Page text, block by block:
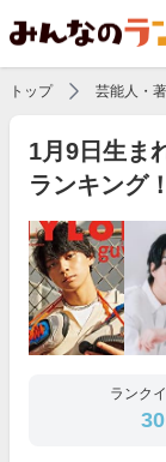
トップ 芸能人・
1月9日生ま
ランキング！
ランク
30